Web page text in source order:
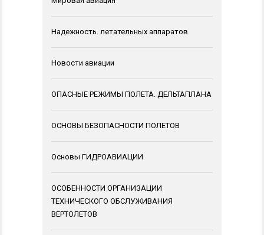
Надежность. летательных аппаратов
Новости авиации
ОПАСНЫЕ РЕЖИМЫ ПОЛЕТА. ДЕЛЬТАПЛАНА
ОСНОВЫ БЕЗОПАСНОСТИ ПОЛЕТОВ
Основы ГИДРОАВИАЦИИ
ОСОБЕННОСТИ ОРГАНИЗАЦИИ
ТЕХНИЧЕСКОГО ОБСЛУЖИВАНИЯ
ВЕРТОЛЕТОВ